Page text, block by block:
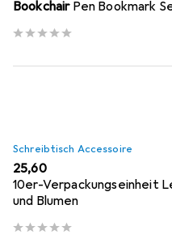
Bookchair Pen Bookmark
Schreibtisch Accessoire
EUR
25,60
10er-Verpackungseinheit
und Blumen